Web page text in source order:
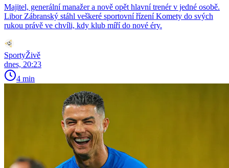
Majitel, generální manažer a nově opět hlavní trenér v jedné osobě.
Libor Zábranský stáhl veškeré sportovní řízení Komety do svých
rukou právě ve chvíli, kdy klub míří do nové éry.
SportyŽivě
dnes, 20:23
4 min